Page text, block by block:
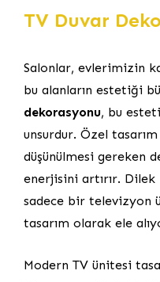
TV Duvar
Salonlar, evlerimizin
bu alanların estetiği
dekorasyonu, bu
unsurdur. Özel
düşünülmesi gereken
enerjisini artırır. Dilek
sadece bir televizyon
tasarım olarak ele
Modern TV ünitesi